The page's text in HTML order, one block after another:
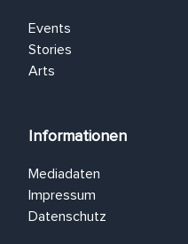
Events
Stories
Arts
Informationen
Mediadaten
Impressum
Datenschutz